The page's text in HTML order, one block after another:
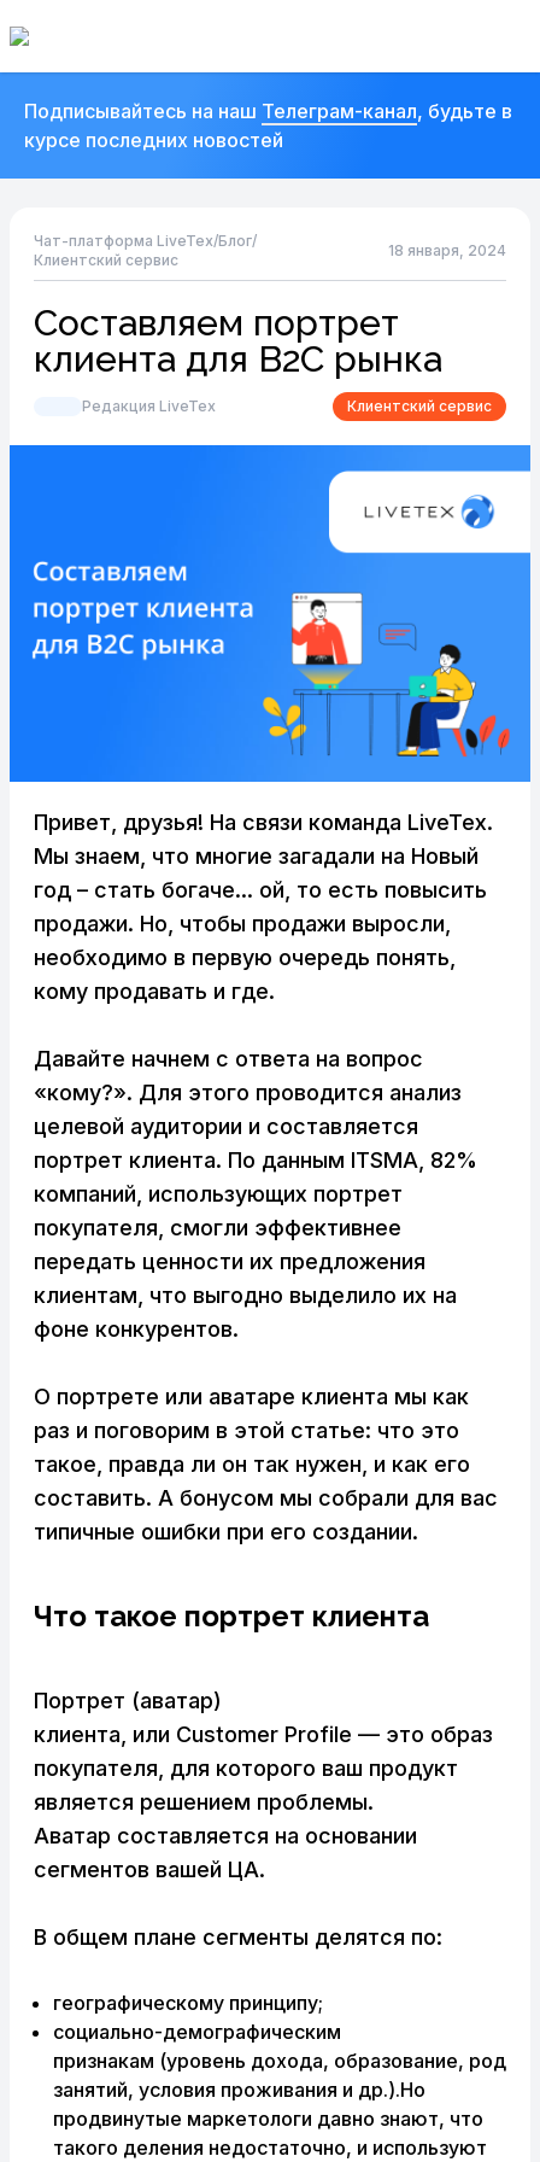
Подписывайтесь на наш Телеграм-канал, будьте в
курсе последних новостей
Чат-платформа LiveTex/Блог/
Клиентский сервис
18 января, 2024
Составляем портрет
клиента для B2C рынка
Редакция LiveTex Клиентский сервис
Привет, друзья! На связи команда LiveTex.
Мы знаем, что многие загадали на Новый
год – стать богаче... ой, то есть повысить
продажи. Но, чтобы продажи выросли,
необходимо в первую очередь понять,
кому продавать и где.
Давайте начнем с ответа на вопрос
«кому?». Для этого проводится анализ
целевой аудитории и составляется
портрет клиента. По данным ITSMA, 82%
компаний, использующих портрет
покупателя, смогли эффективнее
передать ценности их предложения
клиентам, что выгодно выделило их на
фоне конкурентов.
О портрете или аватаре клиента мы как
раз и поговорим в этой статье: что это
такое, правда ли он так нужен, и как его
составить. А бонусом мы собрали для вас
типичные ошибки при его создании.
Что такое портрет клиента
Портрет (аватар)
клиента, или Customer Profile — это образ
покупателя, для которого ваш продукт
является решением проблемы.
Аватар составляется на основании
сегментов вашей ЦА.
В общем плане сегменты делятся по:
географическому принципу;
социально-демографическим
признакам (уровень дохода, образование, род
занятий, условия проживания и др.).Но
продвинутые маркетологи давно знают, что
такого деления недостаточно, и используют